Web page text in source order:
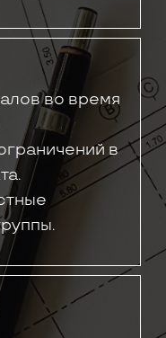
во время
в